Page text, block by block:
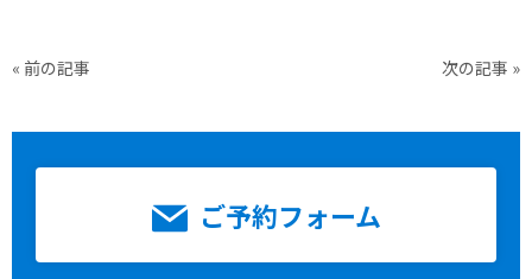
« 前の記事 次の記事 »
ご予約フォーム